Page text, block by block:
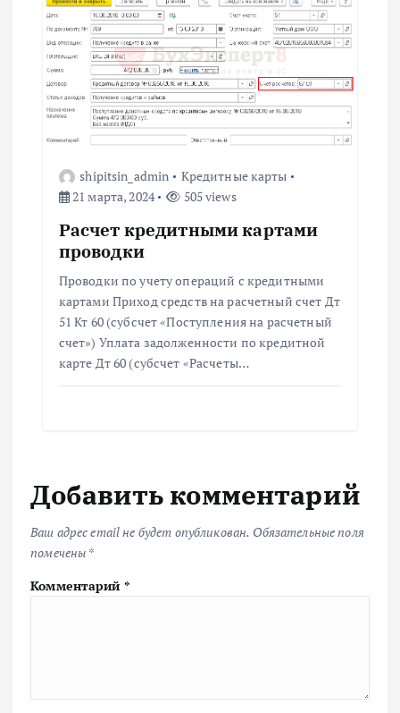
shipitsin_admin
Кредитные карты
21 марта, 2024
505 views
Расчет кредитными картами
проводки
Проводки по учету операций с кредитными
картами Приход средств на расчетный счет Дт
51 Кт 60 (субсчет «Поступления на расчетный
счет») Уплата задолженности по кредитной
карте Дт 60 (субсчет «Расчеты…
Добавить комментарий
Ваш адрес email не будет опубликован. Обязательные поля
помечены *
Комментарий *